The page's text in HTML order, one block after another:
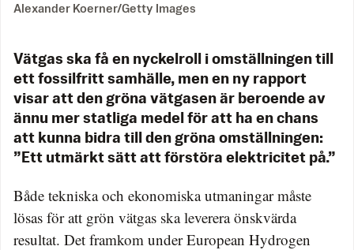
Alexander Koerner/Getty Images
Vätgas ska få en nyckelroll i omställningen till
ett fossilfritt samhälle, men en ny rapport
visar att den gröna vätgasen är beroende av
ännu mer statliga medel för att ha en chans
att kunna bidra till den gröna omställningen:
”Ett utmärkt sätt att förstöra elektricitet på.”
Både tekniska och ekonomiska utmaningar måste
lösas för att grön vätgas ska leverera önskvärda
resultat. Det framkom under European Hydrogen